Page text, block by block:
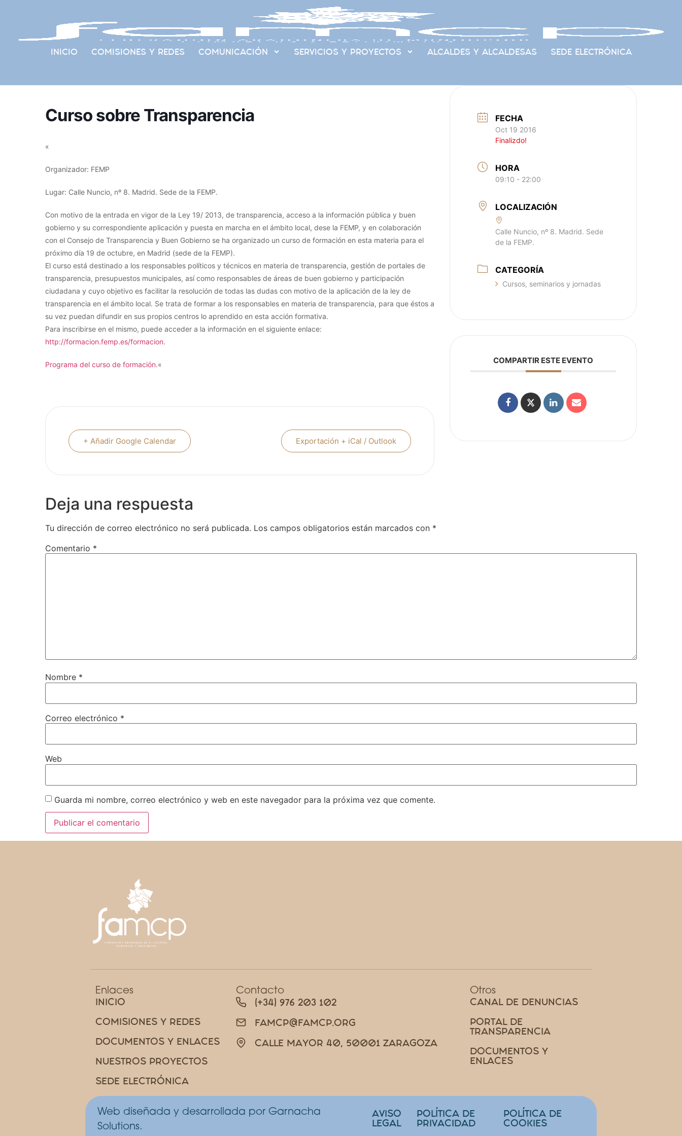
INICIO COMISIONES Y REDES COMUNICACIÓN SERVICIOS Y PROYECTOS ALCALDES Y ALCALDESAS SEDE ELECTRÓNICA
Curso sobre Transparencia
«
Organizador: FEMP
Lugar: Calle Nuncio, nº 8. Madrid. Sede de la FEMP.
Con motivo de la entrada en vigor de la Ley 19/ 2013, de transparencia, acceso a la información pública y buen
gobierno y su correspondiente aplicación y puesta en marcha en el ámbito local, dese la FEMP, y en colaboración
con el Consejo de Transparencia y Buen Gobierno se ha organizado un curso de formación en esta materia para el
próximo día 19 de octubre, en Madrid (sede de la FEMP).
El curso está destinado a los responsables políticos y técnicos en materia de transparencia, gestión de portales de
transparencia, presupuestos municipales, así como responsables de áreas de buen gobierno y participación
ciudadana y cuyo objetivo es facilitar la resolución de todas las dudas con motivo de la aplicación de la ley de
transparencia en el ámbito local. Se trata de formar a los responsables en materia de transparencia, para que éstos a
su vez puedan difundir en sus propios centros lo aprendido en esta acción formativa.
Para inscribirse en el mismo, puede acceder a la información en el siguiente enlace:
http://formacion.femp.es/formacion.
Programa del curso de formación.«
+ Añadir Google Calendar Exportación + iCal / Outlook
FECHA
Oct 19 2016
Finalizdo!
HORA
09:10 - 22:00
LOCALIZACIÓN
Calle Nuncio, nº 8. Madrid. Sede
de la FEMP.
CATEGORÍA
Cursos, seminarios y jornadas
COMPARTIR ESTE EVENTO
Deja una respuesta
Tu dirección de correo electrónico no será publicada. Los campos obligatorios están marcados con *
Comentario *
Nombre *
Correo electrónico *
Web
Guarda mi nombre, correo electrónico y web en este navegador para la próxima vez que comente.
Enlaces
INICIO
COMISIONES Y REDES
DOCUMENTOS Y ENLACES
NUESTROS PROYECTOS
SEDE ELECTRÓNICA
Contacto
(+34) 976 203 102
FAMCP@FAMCP.ORG
CALLE MAYOR 40, 50001 ZARAGOZA
Otros
CANAL DE DENUNCIAS
PORTAL DE
TRANSPARENCIA
DOCUMENTOS Y
ENLACES
Web diseñada y desarrollada por Garnacha
Solutions.
AVISO
LEGAL
POLÍTICA DE
PRIVACIDAD
POLÍTICA DE
COOKIES